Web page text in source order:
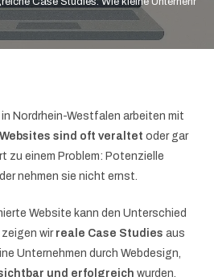
Nordrhein-Westfalen arbeiten mit
Websites sind oft veraltet oder gar
zu einem Problem: Potenzielle
nehmen sie nicht ernst.
Website kann den Unterschied
zeigen wir reale Case Studies aus
Unternehmen durch Webdesign,
und erfolgreich wurden.